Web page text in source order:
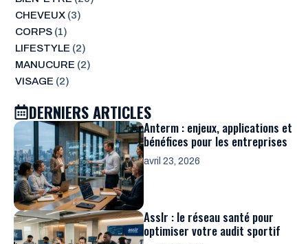
CHEVEUX(3)
CORPS(1)
LIFESTYLE (2)
MANUCURE (2)
VISAGE (2)
DERNIERS ARTICLES
Anterm : enjeux, applications et
bénéfices pour les entreprises
avril 23, 2026
Asslr : le réseau santé pour
optimiser votre audit sportif